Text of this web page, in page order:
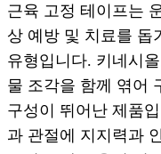
근육 고정 테이프는
상 예방 및 치료를 돕
유형입니다. 키네시
물 조각을 함께 엮어
구성이 뛰어난 제품
과 관절에 지지력과